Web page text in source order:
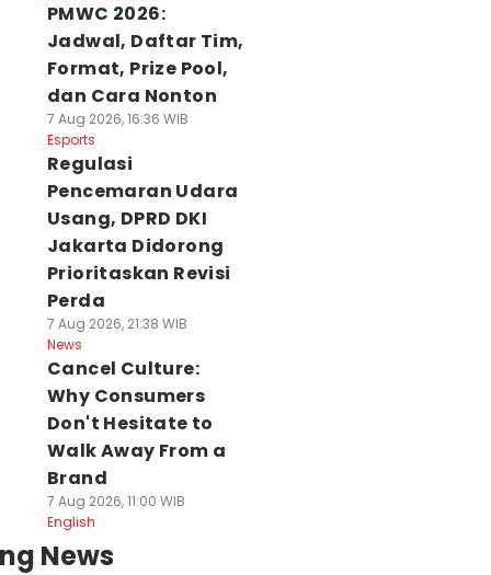
PMWC 2026:
Jadwal, Daftar Tim,
Format, Prize Pool,
dan Cara Nonton
7 Aug 2026, 16:36 WIB
Esports
Regulasi
Pencemaran Udara
Usang, DPRD DKI
Jakarta Didorong
Prioritaskan Revisi
Perda
7 Aug 2026, 21:38 WIB
News
Cancel Culture:
Why Consumers
Don't Hesitate to
Walk Away From a
Brand
7 Aug 2026, 11:00 WIB
English
News